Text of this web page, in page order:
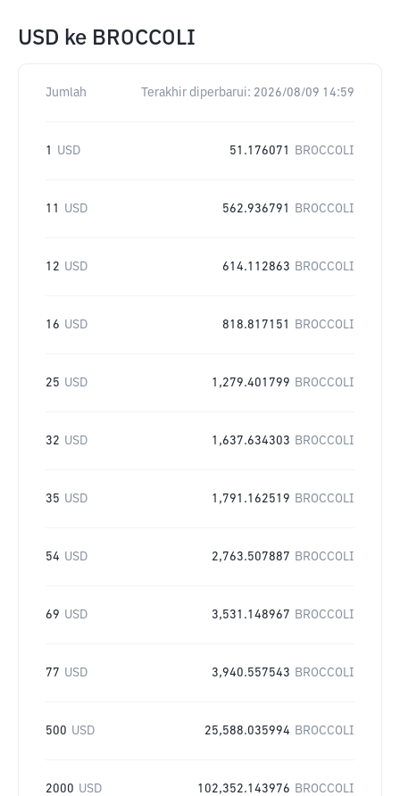
USD ke BROCCOLI
Jumlah Terakhir diperbarui: 2026/08/09 14:59
1 USD 51.176071 BROCCOLI
11 USD 562.936791 BROCCOLI
12 USD 614.112863 BROCCOLI
16 USD 818.817151 BROCCOLI
25 USD 1,279.401799 BROCCOLI
32 USD 1,637.634303 BROCCOLI
35 USD 1,791.162519 BROCCOLI
54 USD 2,763.507887 BROCCOLI
69 USD 3,531.148967 BROCCOLI
77 USD 3,940.557543 BROCCOLI
500 USD 25,588.035994 BROCCOLI
2000 USD 102,352.143976 BROCCOLI